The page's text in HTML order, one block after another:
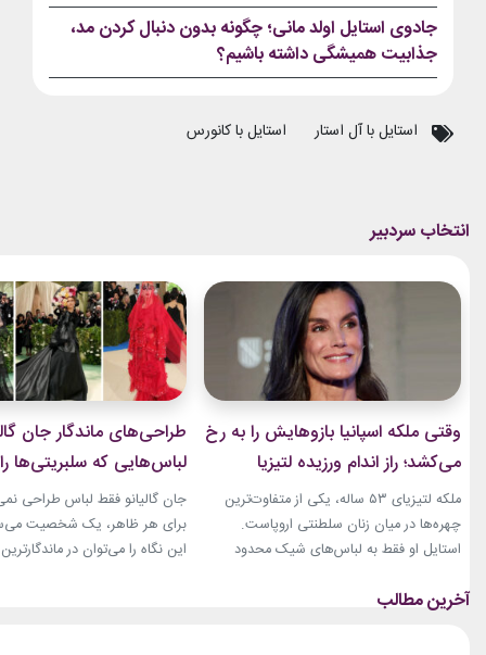
جادوی استایل اولد مانی؛ چگونه بدون دنبال کردن مد،
جذابیت همیشگی داشته باشیم؟
استایل با آل استار استایل با کانورس
وقتی ملکه اسپانیا بازوهایش را به رخ
می‌کشد؛ راز اندام ورزیده لتیزیا
چیست؟
ملکه لتیزیای ۵۳ ساله، یکی از متفاوت‌ترین
چهره‌ها در میان زنان سلطنتی اروپاست.
استایل او فقط به لباس‌های شیک محدود
توجه قرار گرفته است. بازوهای عضلانی و
طراحی‌های ماندگار جان
لباس‌هایی که سلبریتی‌ها
مد بردند
جان گالیانو فقط لباس طراحی
برای هر ظاهر، یک شخصیت
این نگاه را می‌توان در